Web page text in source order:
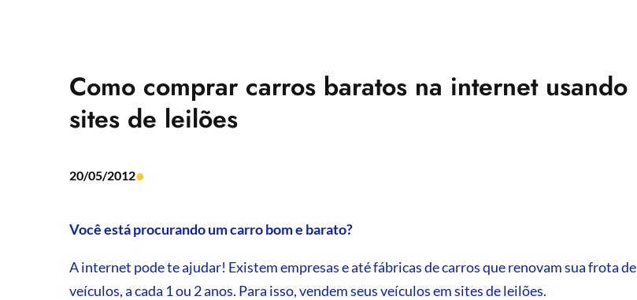
Como comprar carros baratos na internet usando
sites de leilões
20/05/2012•
Você está procurando um carro bom e barato?
A internet pode te ajudar! Existem empresas e até fábricas de carros que renovam sua frota de
veículos, a cada 1 ou 2 anos. Para isso, vendem seus veículos em sites de leilões.